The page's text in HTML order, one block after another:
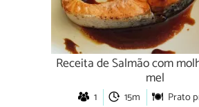
Receita de Salmão com
mel
1 15m Prato